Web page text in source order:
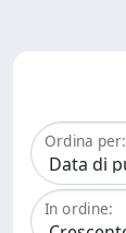
Ordina per:
In ordine: